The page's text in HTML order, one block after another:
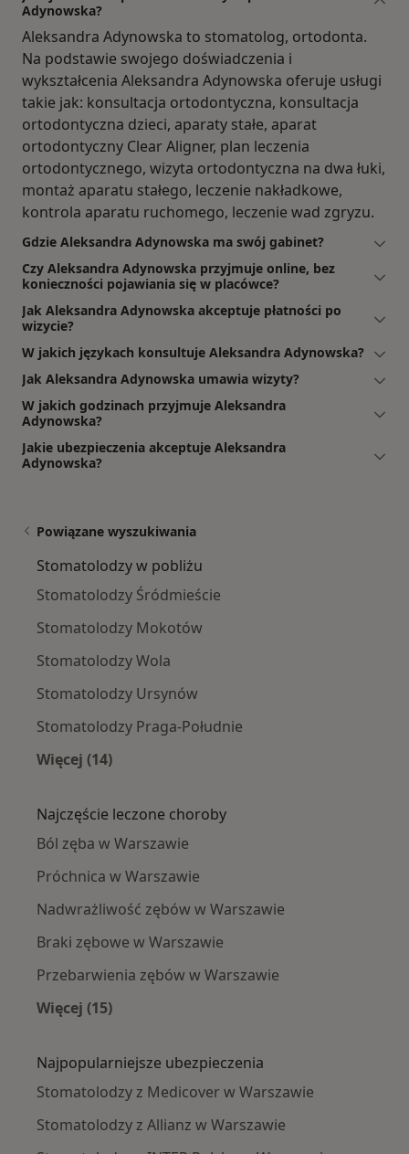
Adynowska?
Aleksandra Adynowska to stomatolog, ortodonta.
Na podstawie swojego doświadczenia i
wykształcenia Aleksandra Adynowska oferuje usługi
takie jak: konsultacja ortodontyczna, konsultacja
ortodontyczna dzieci, aparaty stałe, aparat
ortodontyczny Clear Aligner, plan leczenia
ortodontycznego, wizyta ortodontyczna na dwa łuki,
montaż aparatu stałego, leczenie nakładkowe,
kontrola aparatu ruchomego, leczenie wad zgryzu.
Gdzie Aleksandra Adynowska ma swój gabinet?
Czy Aleksandra Adynowska przyjmuje online, bez
konieczności pojawiania się w placówce?
Jak Aleksandra Adynowska akceptuje płatności po
wizycie?
W jakich językach konsultuje Aleksandra Adynowska?
Jak Aleksandra Adynowska umawia wizyty?
W jakich godzinach przyjmuje Aleksandra
Adynowska?
Jakie ubezpieczenia akceptuje Aleksandra
Adynowska?
Powiązane wyszukiwania
Stomatolodzy w pobliżu
Stomatolodzy Śródmieście
Stomatolodzy Mokotów
Stomatolodzy Wola
Stomatolodzy Ursynów
Stomatolodzy Praga-Południe
Więcej (14)
Najczęście leczone choroby
Ból zęba w Warszawie
Próchnica w Warszawie
Nadwrażliwość zębów w Warszawie
Braki zębowe w Warszawie
Przebarwienia zębów w Warszawie
Więcej (15)
Najpopularniejsze ubezpieczenia
Stomatolodzy z Medicover w Warszawie
Stomatolodzy z Allianz w Warszawie